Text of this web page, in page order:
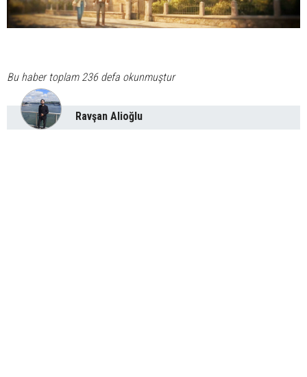
Bu haber toplam 236 defa okunmuştur
Ravşan Alioğlu